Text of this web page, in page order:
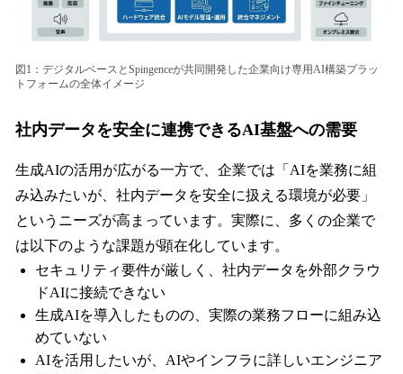
図1：デジタルベースとSpingenceが共同開発した企業向け専用AI構築プラッ
トフォームの全体イメージ
社内データを安全に連携できるAI基盤への需要
生成AIの活用が広がる一方で、企業では「AIを業務に組
み込みたいが、社内データを安全に扱える環境が必要」
というニーズが高まっています。実際に、多くの企業で
は以下のような課題が顕在化しています。
セキュリティ要件が厳しく、社内データを外部クラウ
ドAIに接続できない
生成AIを導入したものの、実際の業務フローに組み込
めていない
AIを活用したいが、AIやインフラに詳しいエンジニア